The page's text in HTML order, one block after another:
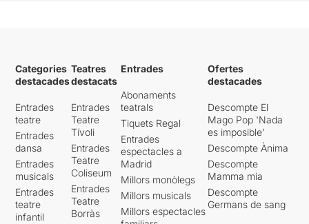
Categories
destacades
Entrades
teatre
Entrades
dansa
Entrades
musicals
Entrades
teatre
infantil
Teatres
destacats
Entrades
Teatre
Tívoli
Entrades
Teatre
Coliseum
Entrades
Teatre
Borràs
Entrades
Abonaments
teatrals
Tiquets Regal
Entrades
espectacles a
Madrid
Millors monòlegs
Millors musicals
Millors espectacles
Ofertes
destacades
Descompte El
Mago Pop 'Nada
es imposible'
Descompte Ànima
Descompte
Mamma mia
Descompte
Germans de sang